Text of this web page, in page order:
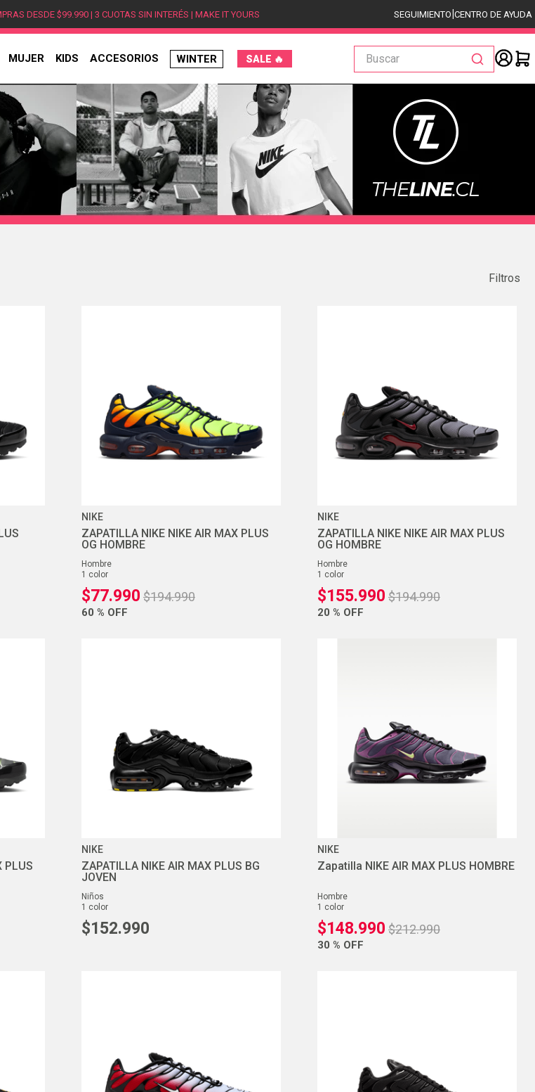
DESDE $99.990 | 3 CUOTAS SIN INTERÉS | MAKE IT YOURS SEGUIMIENTO|CENTRO DE AYUDA
MUJER KIDS ACCESORIOS WINTER SALE 🔥
Buscar
NIKE
ZAPATILLA NIKE NIKE AIR MAX PLUS
OG HOMBRE
hombre
1 color
$77.990 $194.990
60 % OFF
NIKE
ZAPATILLA NIKE NIKE AIR MAX PLUS
OG HOMBRE
hombre
1 color
$155.990 $194.990
20 % OFF
PLUS
NIKE
ZAPATILLA NIKE AIR MAX PLUS BG
JOVEN
niños
1 color
$152.990
NIKE
Zapatilla NIKE AIR MAX PLUS HOMBRE
hombre
1 color
$148.990 $212.990
30 % OFF
TÉRMINOS MÁS BUSCADOS
hombre
2.
jordan
mujer
zapatillas